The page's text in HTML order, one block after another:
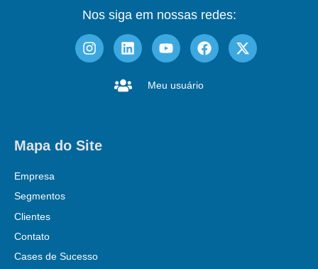
Nos siga em nossas redes:
Meu usuário
Mapa do Site
Empresa
Segmentos
Clientes
Contato
Cases de Sucesso